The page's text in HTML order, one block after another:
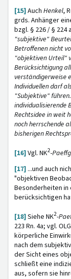
[15] Auch Henkel,
grds. Anhänger
bzgl. § 226 / § 224
"subjektive"
Betroffenen nicht
"objektiven Urteil"
Berücksichtigung
verständigerweise
Individuellen darf
"Subjektive"
individualisierende
Rechtsidee in weit
noch herrschende
bisherigen
[16] Vgl. NK2-
[17] ...und auch
"objektiven
Besonderheiten in
berücksichtigen
[18] Siehe NK2-
223 Rn. 4a; vgl.
körperliche
nach dem
der Sicht eines
schließt eine
aus, sofern sie